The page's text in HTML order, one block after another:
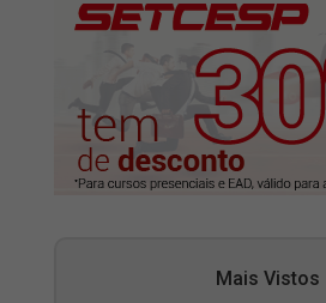
Mais Vistos